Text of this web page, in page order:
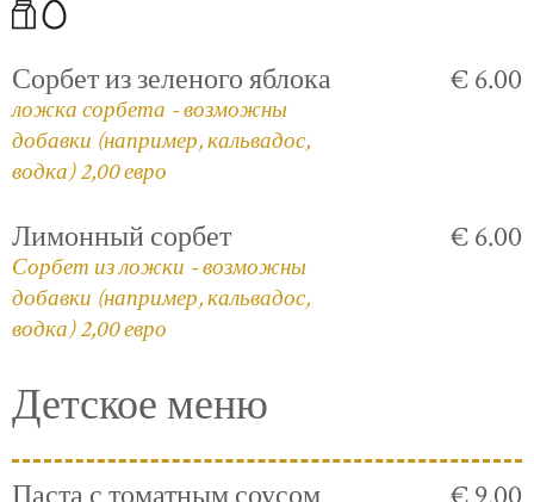
Сорбет из зеленого яблока
ложка сорбета - возможны
добавки (например, кальвадос,
водка) 2,00 евро
€ 6.00
Лимонный сорбет
Сорбет из ложки - возможны
добавки (например, кальвадос,
водка) 2,00 евро
€ 6.00
Детское меню